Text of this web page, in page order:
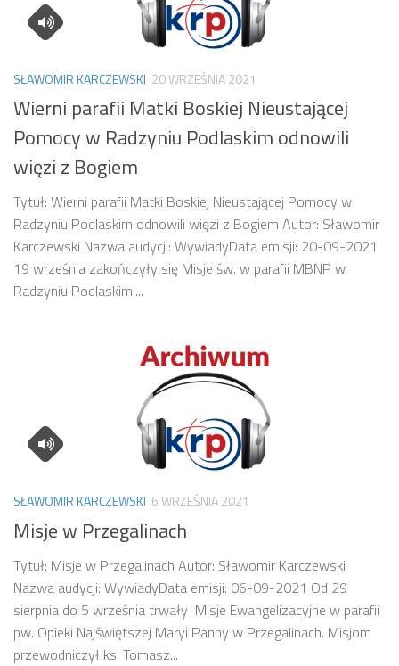
SŁAWOMIR KARCZEWSKI 20 WRZEŚNIA 2021
Wierni parafii Matki Boskiej Nieustającej
Pomocy w Radzyniu Podlaskim odnowili
więzi z Bogiem
Tytuł: Wierni parafii Matki Boskiej Nieustającej Pomocy w
Radzyniu Podlaskim odnowili więzi z Bogiem Autor: Sławomir
Karczewski Nazwa audycji: WywiadyData emisji: 20-09-2021
19 września zakończyły się Misje św. w parafii MBNP w
Radzyniu Podlaskim....
SŁAWOMIR KARCZEWSKI 6 WRZEŚNIA 2021
Misje w Przegalinach
Tytuł: Misje w Przegalinach Autor: Sławomir Karczewski
Nazwa audycji: WywiadyData emisji: 06-09-2021 Od 29
sierpnia do 5 września trwały Misje Ewangelizacyjne w parafii
pw. Opieki Najświętszej Maryi Panny w Przegalinach. Misjom
przewodniczył ks. Tomasz...